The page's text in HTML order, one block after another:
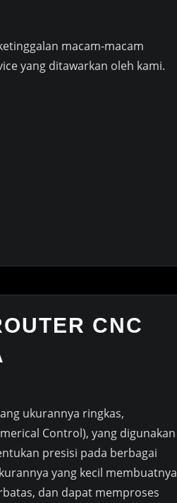
macam-macam
yang ditawarkan oleh kami.
CNC
ukurannya ringkas,
Control), yang digunakan
presisi pada berbagai
yang kecil membuatnya
dan dapat memproses